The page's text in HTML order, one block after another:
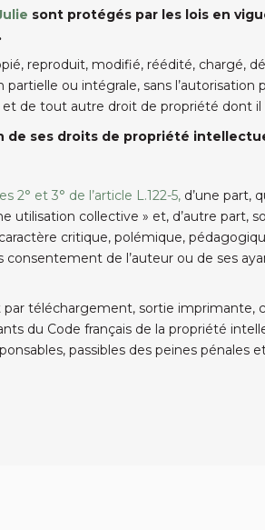
sont protégés par les lois en
reproduit, modifié, réédité, chargé,
ou intégrale, sans l’autorisation
de tout autre droit de propriété dont
de ses droits de propriété
2° et 3° de l’article L.122-5, d’une part,
utilisation collective » et, d’autre part,
critique, polémique,
de l’auteur ou de ses
téléchargement, sortie imprimante,
du Code français de la propriété
passibles des peines pénales